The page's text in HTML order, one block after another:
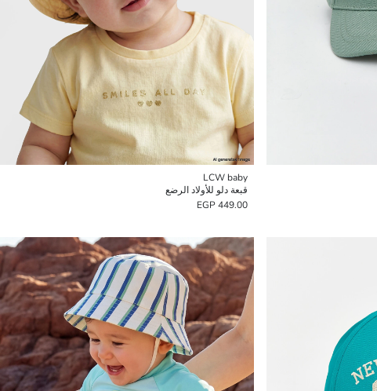
LCW baby
قبعة دلو للأولاد الرضع
449.00 EGP